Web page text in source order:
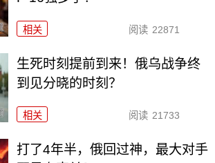
相关 阅读 22871
生死时刻提前到来！俄乌战争终
到见分晓的时刻？
相关 阅读 21733
打了4年半，俄回过神，最大对手